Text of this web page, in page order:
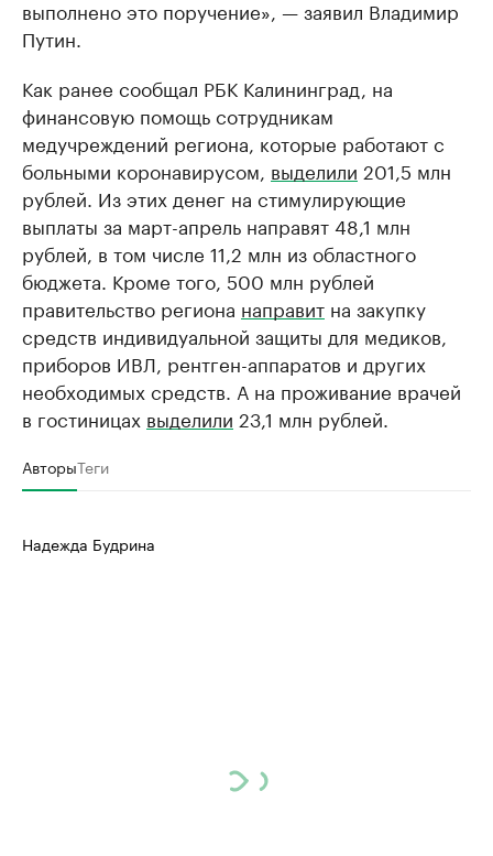
выполнено это поручение», — заявил Владимир
Путин.
Как ранее сообщал РБК Калининград, на
финансовую помощь сотрудникам
медучреждений региона, которые работают с
больными коронавирусом, выделили 201,5 млн
рублей. Из этих денег на стимулирующие
выплаты за март-апрель направят 48,1 млн
рублей, в том числе 11,2 млн из областного
бюджета. Кроме того, 500 млн рублей
правительство региона направит на закупку
средств индивидуальной защиты для медиков,
приборов ИВЛ, рентген-аппаратов и других
необходимых средств. А на проживание врачей
в гостиницах выделили 23,1 млн рублей.
АвторыТеги
Надежда Будрина